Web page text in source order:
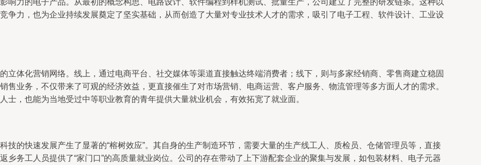
响力的电子产品。从最初的概念构思、电路设计、软件编程到样机测试、批量生产，公司建立了完整的研发链条。这种以
争力，也为企业持续发展奠定了坚实基础，从而创造了大量对专业技术人才的需求，吸引了电子工程、软件设计、工业设
立体化营销网络。线上，通过电商平台、社交媒体等渠道直接触达终端消费者；线下，则与多家经销商、零售商建立稳固
售业务，不仅带来了可观的经济效益，更直接催生了对市场营销、电商运营、客户服务、物流管理等多方面人才的需求。
士，也能为当地受过中等职业教育的青年提供大量就业机会，有效拓宽了就业面。
技的快速发展产生了显著的“榕树效应”。其自身的生产制造环节，需要大量的生产线工人、质检员、仓储管理员等，直接
乡务工人员提供了“家门口”的高质量就业岗位。公司的存在带动了上下游配套企业的聚集与发展，如包装材料、电子元器